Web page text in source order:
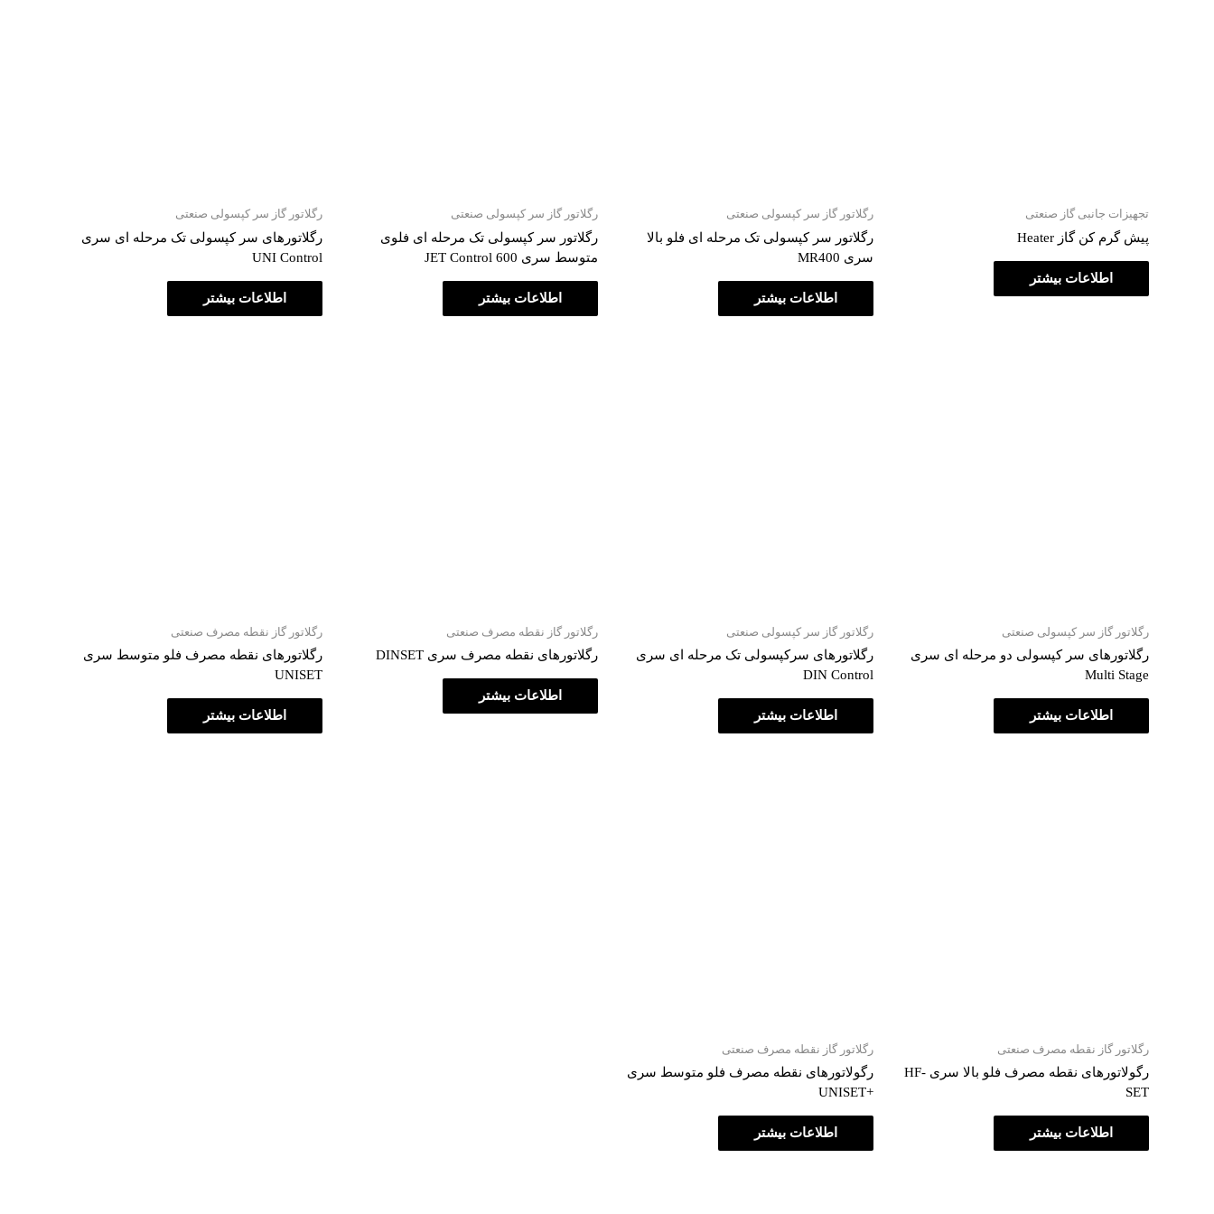
تجهیزات جانبی گاز صنعتی
پیش گرم کن گاز Heater
اطلاعات بیشتر
رگلاتور گاز سر کپسولی صنعتی
رگلاتور سر کپسولی تک مرحله ای فلو بالا
سری MR400
اطلاعات بیشتر
رگلاتور گاز سر کپسولی صنعتی
رگلاتور سر کپسولی تک مرحله ای فلوی
متوسط سری JET Control 600
اطلاعات بیشتر
رگلاتور گاز سر کپسولی صنعتی
رگلاتورهای سر کپسولی تک مرحله ای سری
UNI Control
اطلاعات بیشتر
رگلاتور گاز سر کپسولی صنعتی
رگلاتورهای سر کپسولی دو مرحله ای سری
Multi Stage
اطلاعات بیشتر
رگلاتور گاز سر کپسولی صنعتی
رگلاتورهای سرکپسولی تک مرحله ای سری
DIN Control
اطلاعات بیشتر
رگلاتور گاز نقطه مصرف صنعتی
رگلاتورهای نقطه مصرف سری DINSET
اطلاعات بیشتر
رگلاتور گاز نقطه مصرف صنعتی
رگلاتورهای نقطه مصرف فلو متوسط سری
UNISET
اطلاعات بیشتر
رگلاتور گاز نقطه مصرف صنعتی
رگولاتورهای نقطه مصرف فلو بالا سری HF-
SET
اطلاعات بیشتر
رگلاتور گاز نقطه مصرف صنعتی
رگولاتورهای نقطه مصرف فلو متوسط سری
+UNISET
اطلاعات بیشتر